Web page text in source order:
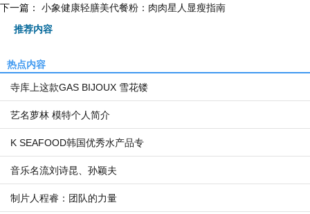
下一篇：
小象健康轻膳美代餐粉：肉肉星人显瘦指南
推荐内容
热点内容
寺库上这款GAS BIJOUX 雪花镂
艺名萝林 模特个人简介
K SEAFOOD韩国优秀水产品专
音乐名流刘诗昆、孙颖夫
制片人程睿：团队的力量